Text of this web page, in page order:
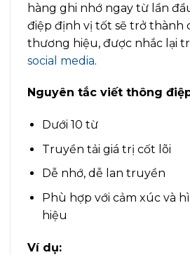
hàng ghi nhớ ngay từ lần
điệp định vị tốt sẽ trở thành
thương hiệu, được nhắc lại
social media.
Nguyên tắc viết thông
Dưới 10 từ
Truyền tải giá trị cốt lõi
Dễ nhớ, dễ lan truyền
Phù hợp với cảm xúc và
hiệu
Ví dụ: